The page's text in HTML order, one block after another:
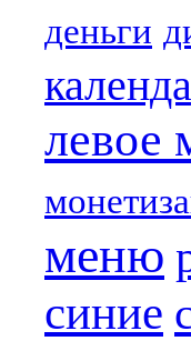
деньги
левое
меню
синие